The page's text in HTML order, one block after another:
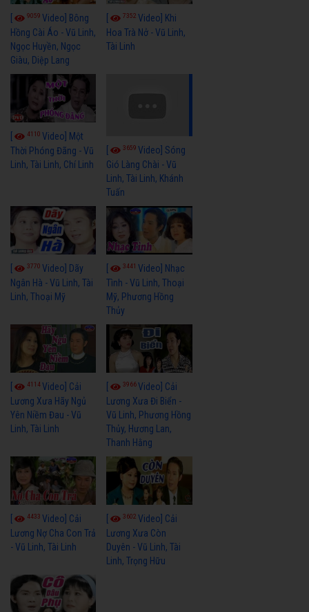
9059 Video] Bông
Hồng Cài Áo - Vũ Linh,
Ngọc Huyền, Ngọc
Giàu, Diệp Lang
7352Video] Khi
Hoa Trà Nở - Vũ Linh,
Tài Linh
4110 Video] Một
Thời Phóng Đãng - Vũ
Linh, Tài Linh, Chí Linh
3659Video] Sóng
Gió Làng Chài - Vũ
Linh, Tài Linh, Khánh
Tuấn
3770 Video] Dãy
Ngân Hà - Vũ Linh, Tài
Linh, Thoại Mỹ
3441Video] Nhạc
Tình - Vũ Linh, Thoại
Mỹ, Phương Hồng
Thủy
4114Video] Cải
Lương Xưa Hãy Ngủ
Yên Niềm Đau - Vũ
Linh, Tài Linh
3966Video] Cải
Lương Xưa Đi Biển -
Vũ Linh, Phương Hồng
Thủy, Hương Lan,
Thanh Hằng
4433 Video] Cải
Lương Nợ Cha Con Trả
- Vũ Linh, Tài Linh
3602Video] Cải
Lương Xưa Còn
Duyên - Vũ Linh, Tài
Linh, Trọng Hữu